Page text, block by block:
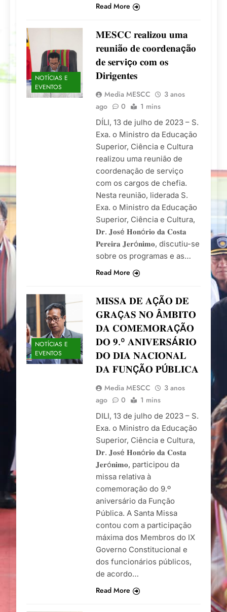
Read More
NOTÍCIAS E
EVENTOS
𝐌𝐄𝐒𝐂𝐂 𝐫𝐞𝐚𝐥𝐢𝐳𝐨𝐮 𝐮𝐦𝐚
𝐫𝐞𝐮𝐧𝐢ã𝐨 𝐝𝐞 𝐜𝐨𝐨𝐫𝐝𝐞𝐧𝐚çã𝐨
𝐝𝐞 𝐬𝐞𝐫𝐯𝐢ç𝐨 𝐜𝐨𝐦 𝐨𝐬
𝐃𝐢𝐫𝐢𝐠𝐞𝐧𝐭𝐞𝐬
Media MESCC
3 anos
ago
0 1 mins
DÍLI, 13 de julho de 2023 – S.
Exa. o Ministro da Educação
Superior, Ciência e Cultura
realizou uma reunião de
coordenação de serviço
com os cargos de chefia.
Nesta reunião, liderada S.
Exa. o Ministro da Educação
Superior, Ciência e Cultura,
𝐃𝐫. 𝐉𝐨𝐬é 𝐇𝐨𝐧ó𝐫𝐢𝐨 𝐝𝐚 𝐂𝐨𝐬𝐭𝐚
𝐏𝐞𝐫𝐞𝐢𝐫𝐚 𝐉𝐞𝐫ó𝐧𝐢𝐦𝐨, discutiu-se
sobre os programas e as…
Read More
NOTÍCIAS E
EVENTOS
𝐌𝐈𝐒𝐒𝐀 𝐃𝐄 𝐀ÇÃ𝐎 𝐃𝐄
𝐆𝐑𝐀Ç𝐀𝐒 𝐍𝐎 Â𝐌𝐁𝐈𝐓𝐎
𝐃𝐀 𝐂𝐎𝐌𝐄𝐌𝐎𝐑𝐀ÇÃ𝐎
𝐃𝐎 𝟗.º 𝐀𝐍𝐈𝐕𝐄𝐑𝐒Á𝐑𝐈𝐎
𝐃𝐎 𝐃𝐈𝐀 𝐍𝐀𝐂𝐈𝐎𝐍𝐀𝐋
𝐃𝐀 𝐅𝐔𝐍ÇÃ𝐎 𝐏Ú𝐁𝐋𝐈𝐂𝐀
Media MESCC
3 anos
ago
0 1 mins
DILI, 13 de julho de 2023 – S.
Exa. o Ministro da Educação
Superior, Ciência e Cultura,
𝐃𝐫. 𝐉𝐨𝐬é 𝐇𝐨𝐧ó𝐫𝐢𝐨 𝐝𝐚 𝐂𝐨𝐬𝐭𝐚
𝐉𝐞𝐫ó𝐧𝐢𝐦𝐨, participou da
missa relativa à
comemoração do 9.º
aniversário da Função
Pública. A Santa Missa
contou com a participação
máxima dos Membros do IX
Governo Constitucional e
dos funcionários públicos,
de acordo…
Read More